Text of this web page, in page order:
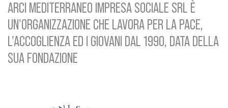
ARCI MEDITERRANEO IMPRESA SOCIALE SRL È
UN'ORGANIZZAZIONE CHE LAVORA PER LA PACE,
L'ACCOGLIENZA ED I GIOVANI DAL 1990, DATA DELLA
SUA FONDAZIONE